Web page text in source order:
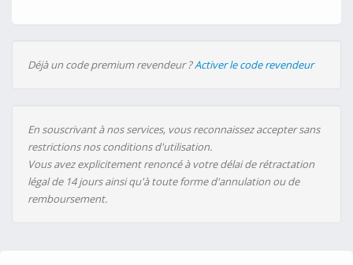
Déjà un code premium revendeur ?Activer le code revendeur
En souscrivant à nos services, vous reconnaissez accepter sans
restrictions nos conditions d'utilisation.
Vous avez explicitement renoncé à votre délai de rétractation
légal de 14 jours ainsi qu'à toute forme d'annulation ou de
remboursement.